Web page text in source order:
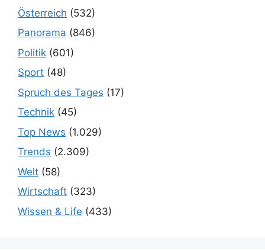
Österreich (532)
Panorama (846)
Politik (601)
Sport (48)
Spruch des Tages (17)
Technik (45)
Top News (1.029)
Trends (2.309)
Welt (58)
Wirtschaft (323)
Wissen & Life (433)